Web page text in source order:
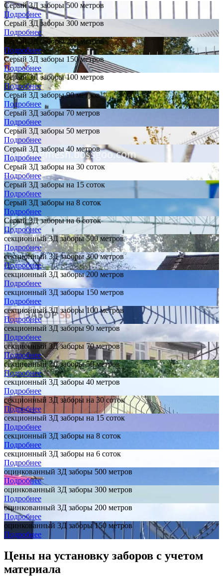
Серый 3Д заборы 500 метров
Подробнее
Серый 3Д заборы 300 метров
Подробнее
Серый 3Д заборы 200 метров
Подробнее
Серый 3Д заборы 150 метров
Подробнее
Серый 3Д заборы 100 метров
Подробнее
Серый 3Д заборы 90 метров
Подробнее
Серый 3Д заборы 70 метров
Подробнее
Серый 3Д заборы 50 метров
Подробнее
Серый 3Д заборы 40 метров
Подробнее
Серый 3Д заборы на 30 соток
Подробнее
Серый 3Д заборы на 15 соток
Подробнее
Серый 3Д заборы на 8 соток
Подробнее
Серый 3Д заборы на 6 соток
Подробнее
секционный 3Д заборы 500 метров
Подробнее
секционный 3Д заборы 300 метров
Подробнее
секционный 3Д заборы 200 метров
Подробнее
секционный 3Д заборы 150 метров
Подробнее
секционный 3Д заборы 100 метров
Подробнее
секционный 3Д заборы 90 метров
Подробнее
секционный 3Д заборы 70 метров
Подробнее
секционный 3Д заборы 50 метров
Подробнее
секционный 3Д заборы 40 метров
Подробнее
секционный 3Д заборы на 30 соток
Подробнее
секционный 3Д заборы на 15 соток
Подробнее
секционный 3Д заборы на 8 соток
Подробнее
секционный 3Д заборы на 6 соток
Подробнее
оцинкованный 3Д заборы 500 метров
Подробнее
оцинкованный 3Д заборы 300 метров
Подробнее
оцинкованный 3Д заборы 200 метров
Подробнее
оцинкованный 3Д заборы 150 метров
Подробнее
Цены на установку заборов с учетом
материала